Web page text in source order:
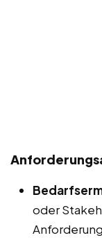
oder